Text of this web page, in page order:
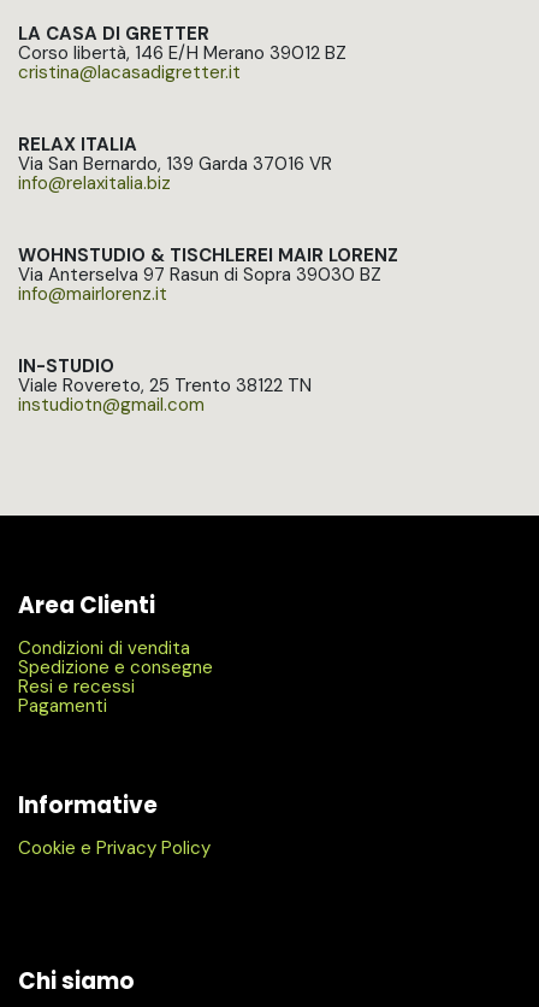
LA CASA DI GRETTER
Corso libertà, 146 E/H Merano 39012 BZ
cristina@lacasadigretter.it​
RELAX ITALIA
Via San Bernardo, 139 Garda 37016 VR
info@relaxitalia.biz​
WOHNSTUDIO & TISCHLEREI MAIR LORENZ
Via Anterselva 97 Rasun di Sopra 39030 BZ
info@mairlorenz.it​
IN-STUDIO
Viale Rovereto, 25 Trento 38122 TN
instudiotn@gmail.com​
Area Clienti
Condizioni di vendita
Spedizione e consegne
Resi e recessi
Pagamenti
Informative
Cookie e Privacy Policy
Chi siamo